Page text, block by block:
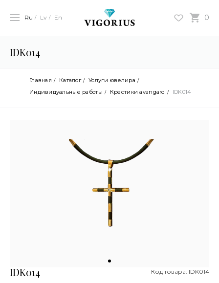
0
Ru Lv En
IDK014
Главная Каталог
Услуги ювелира
Индивидуальные работы
Крестики avangard IDK014
IDK014 Код товара: IDK014